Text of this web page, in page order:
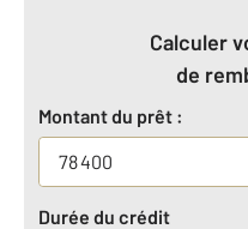
Calculer
de
Montant du prêt :
Durée du crédit